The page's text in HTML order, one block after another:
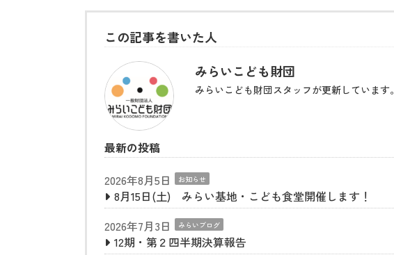
この記事を書いた人
みらいこども財団
みらいこども財団スタッフが更新しています。
最新の投稿
2026年8月5日
お知らせ
8月15日(土) みらい基地・こども食堂開催します！
2026年7月3日
みらいブログ
12期・第２四半期決算報告